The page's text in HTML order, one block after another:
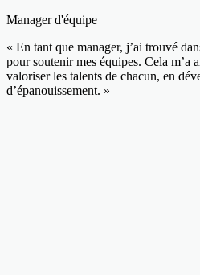
Manager d'équipe
« En tant que manager, j’ai trouvé
pour soutenir mes équipes. Cela m’a
valoriser les talents de chacun, en
d’épanouissement. »